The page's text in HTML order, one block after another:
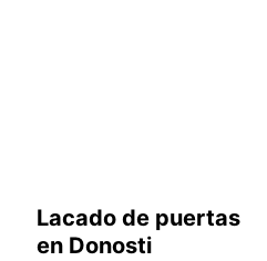
Lacado de puertas
en Donosti